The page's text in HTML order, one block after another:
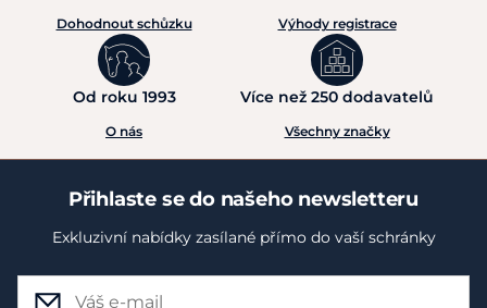
Dohodnout schůzku Výhody registrace
Od roku 1993
O nás
Více než 250 dodavatelů
Všechny značky
Přihlaste se do našeho newsletteru
Exkluzivní nabídky zasílané přímo do vaší schránky